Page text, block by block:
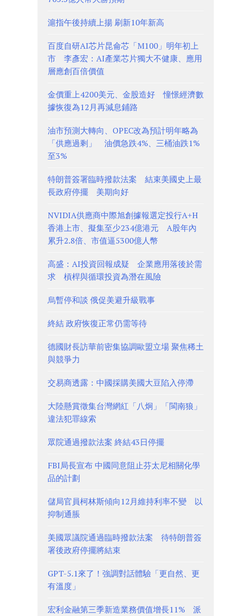
滬指午後持續上揚 刷新10年新高
百度自研AI芯片昆侖芯「M100」明年初上
市 李彥宏：AI產業芯片獨大不健康、應用
層應創百倍價值
金價重上4200美元、金股造好 憧憬經濟數
據恢復為12月再減息鋪路
油市預測大轉向、OPEC改為預計明年略為
「供應過剩」 油價急跌4%、三桶油跌1%
至3%
特朗普簽署臨時撥款法案 結束美國史上最
長政府停擺 美期向好
NVIDIA供應商中際旭創據報選定投行A+H
香港上市、擬集至少234億港元 A股年內
累升2.8倍、市值逼5300億人幣
高盛：AI投資回報成疑 企業應用落後於需
求 槓桿與循環投資為潛在風險
烏暫停和談 俄促美避升級戰事
終結 政府恢復正常仍需等待
德國財長訪華前密集協調歐盟立場 聚焦稀土
與競爭力
交易商透露：中國採購美國大豆陷入停滯
大陸懸賞徵集台灣網紅「八炯」「閩南狼」
違法犯罪線索
眾院通過撥款法案 終結43日停擺
FBI局長宣布 中國同意阻止芬太尼相關化學
品的計劃
儲局官員柯林斯傾向12月維持利率不變 以
抑制通脹
美國眾議院通過臨時撥款法案 待特朗普簽
署後政府停擺將結束
GPT-5.1來了！強調對話體驗「更自然、更
有溫度」
宏利金融第三季新造業務價值增長11% 派